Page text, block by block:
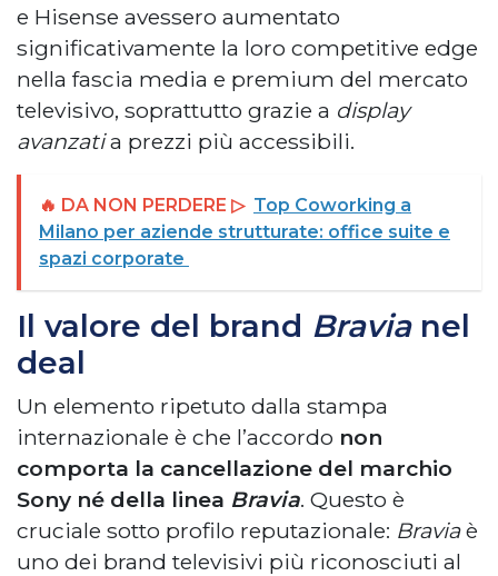
e Hisense avessero aumentato
significativamente la loro competitive edge
nella fascia media e premium del mercato
televisivo, soprattutto grazie a display
avanzatia prezzi più accessibili.
🔥 DA NON PERDERE ▷ Top Coworking a
Milano per aziende strutturate: office suite e
spazi corporate
Il valore del brand Bravianel
deal
Un elemento ripetuto dalla stampa
internazionale è che l’accordo non
comporta la cancellazione del marchio
Sony né della linea Bravia. Questo è
cruciale sotto profilo reputazionale: Braviaè
uno dei brand televisivi più riconosciuti al